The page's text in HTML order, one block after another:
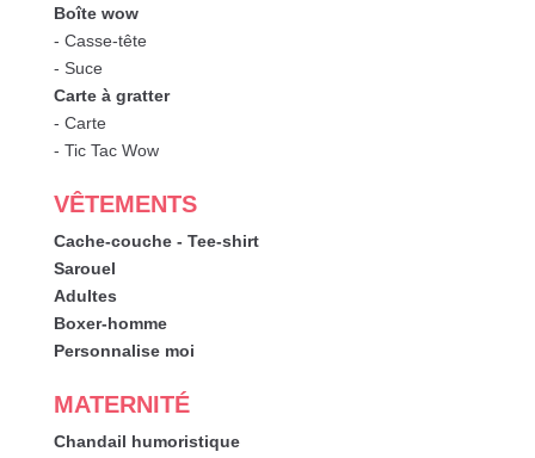
Boîte wow
- Casse-tête
- Suce
Carte à gratter
- Carte
- Tic Tac Wow
VÊTEMENTS
Cache-couche - Tee-shirt
Sarouel
Adultes
Boxer-homme
Personnalise moi
MATERNITÉ
Chandail humoristique